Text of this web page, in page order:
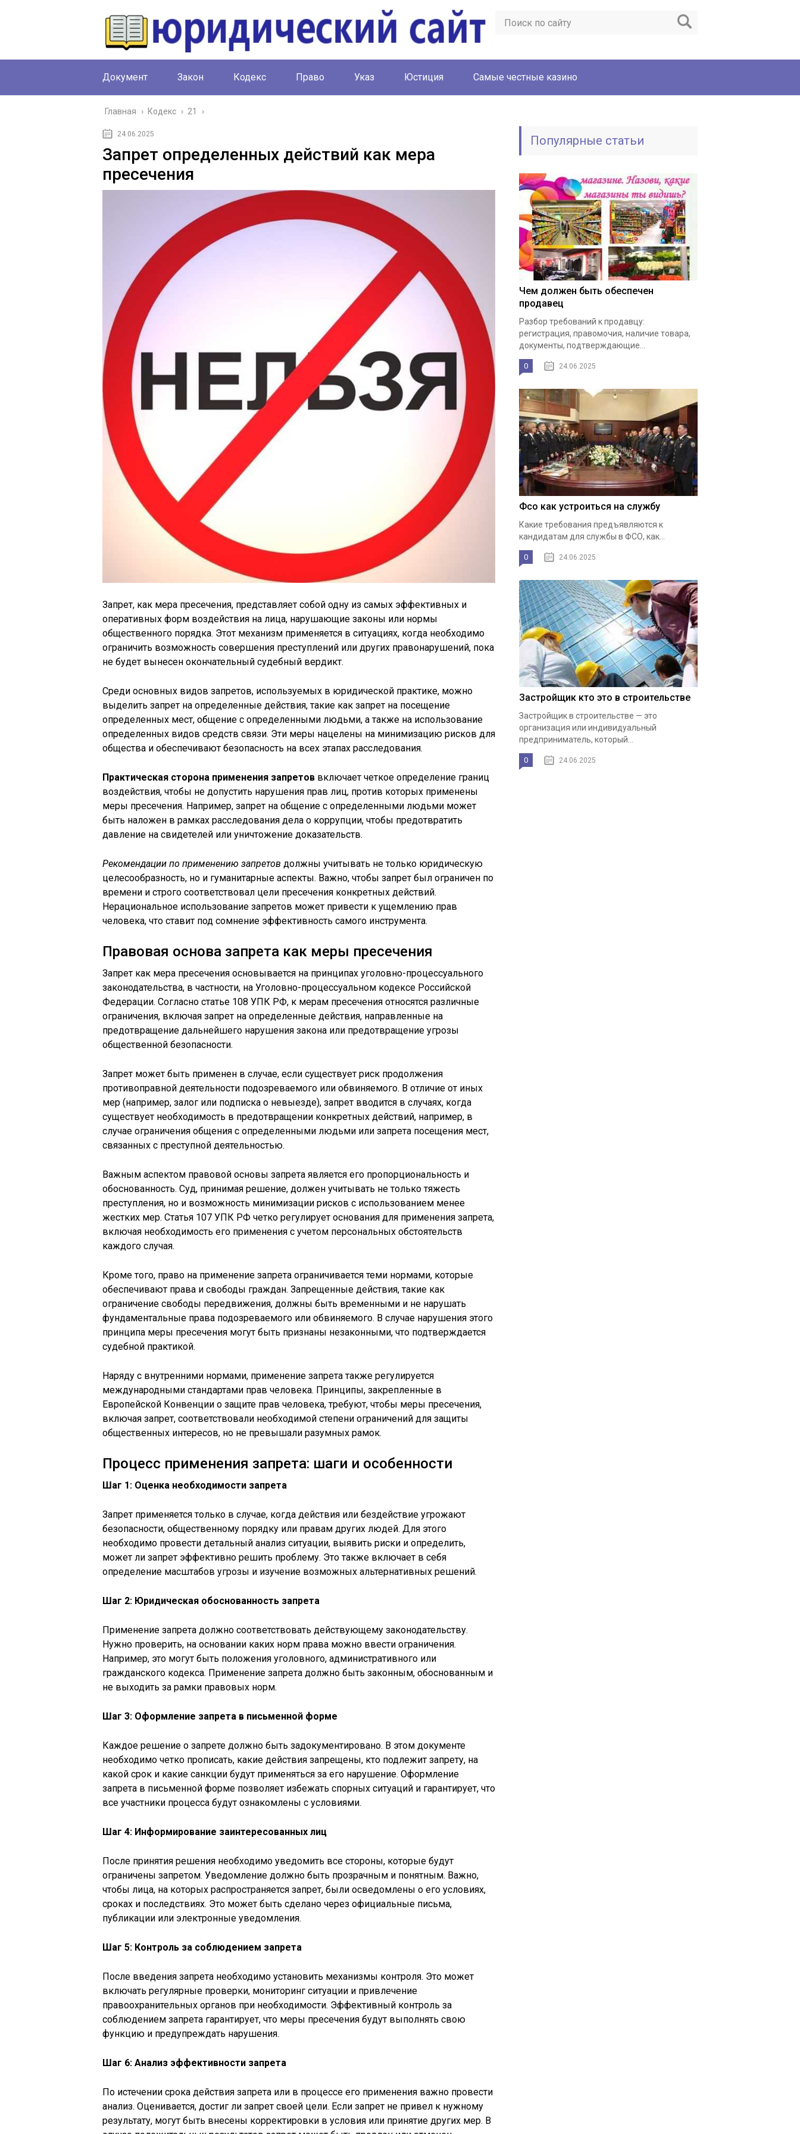
Документ Закон Кодекс Право Указ Юстиция Cамые честные казино
Главная › Кодекс › 21 ›
24.06.2025
Запрет определенных действий как мера
пресечения
Запрет, как мера пресечения, представляет собой одну из самых эффективных и
оперативных форм воздействия на лица, нарушающие законы или нормы
общественного порядка. Этот механизм применяется в ситуациях, когда необходимо
ограничить возможность совершения преступлений или других правонарушений, пока
не будет вынесен окончательный судебный вердикт.
Среди основных видов запретов, используемых в юридической практике, можно
выделить запрет на определенные действия, такие как запрет на посещение
определенных мест, общение с определенными людьми, а также на использование
определенных видов средств связи. Эти меры нацелены на минимизацию рисков для
общества и обеспечивают безопасность на всех этапах расследования.
Практическая сторона применения запретов включает четкое определение границ
воздействия, чтобы не допустить нарушения прав лиц, против которых применены
меры пресечения. Например, запрет на общение с определенными людьми может
быть наложен в рамках расследования дела о коррупции, чтобы предотвратить
давление на свидетелей или уничтожение доказательств.
Рекомендации по применению запретов должны учитывать не только юридическую
целесообразность, но и гуманитарные аспекты. Важно, чтобы запрет был ограничен по
времени и строго соответствовал цели пресечения конкретных действий.
Нерациональное использование запретов может привести к ущемлению прав
человека, что ставит под сомнение эффективность самого инструмента.
Правовая основа запрета как меры пресечения
Запрет как мера пресечения основывается на принципах уголовно-процессуального
законодательства, в частности, на Уголовно-процессуальном кодексе Российской
Федерации. Согласно статье 108 УПК РФ, к мерам пресечения относятся различные
ограничения, включая запрет на определенные действия, направленные на
предотвращение дальнейшего нарушения закона или предотвращение угрозы
общественной безопасности.
Запрет может быть применен в случае, если существует риск продолжения
противоправной деятельности подозреваемого или обвиняемого. В отличие от иных
мер (например, залог или подписка о невыезде), запрет вводится в случаях, когда
существует необходимость в предотвращении конкретных действий, например, в
случае ограничения общения с определенными людьми или запрета посещения мест,
связанных с преступной деятельностью.
Важным аспектом правовой основы запрета является его пропорциональность и
обоснованность. Суд, принимая решение, должен учитывать не только тяжесть
преступления, но и возможность минимизации рисков с использованием менее
жестких мер. Статья 107 УПК РФ четко регулирует основания для применения запрета,
включая необходимость его применения с учетом персональных обстоятельств
каждого случая.
Кроме того, право на применение запрета ограничивается теми нормами, которые
обеспечивают права и свободы граждан. Запрещенные действия, такие как
ограничение свободы передвижения, должны быть временными и не нарушать
фундаментальные права подозреваемого или обвиняемого. В случае нарушения этого
принципа меры пресечения могут быть признаны незаконными, что подтверждается
судебной практикой.
Наряду с внутренними нормами, применение запрета также регулируется
международными стандартами прав человека. Принципы, закрепленные в
Европейской Конвенции о защите прав человека, требуют, чтобы меры пресечения,
включая запрет, соответствовали необходимой степени ограничений для защиты
общественных интересов, но не превышали разумных рамок.
Процесс применения запрета: шаги и особенности
Шаг 1: Оценка необходимости запрета
Запрет применяется только в случае, когда действия или бездействие угрожают
безопасности, общественному порядку или правам других людей. Для этого
необходимо провести детальный анализ ситуации, выявить риски и определить,
может ли запрет эффективно решить проблему. Это также включает в себя
определение масштабов угрозы и изучение возможных альтернативных решений.
Шаг 2: Юридическая обоснованность запрета
Применение запрета должно соответствовать действующему законодательству.
Нужно проверить, на основании каких норм права можно ввести ограничения.
Например, это могут быть положения уголовного, административного или
гражданского кодекса. Применение запрета должно быть законным, обоснованным и
не выходить за рамки правовых норм.
Шаг 3: Оформление запрета в письменной форме
Каждое решение о запрете должно быть задокументировано. В этом документе
необходимо четко прописать, какие действия запрещены, кто подлежит запрету, на
какой срок и какие санкции будут применяться за его нарушение. Оформление
запрета в письменной форме позволяет избежать спорных ситуаций и гарантирует, что
все участники процесса будут ознакомлены с условиями.
Шаг 4: Информирование заинтересованных лиц
После принятия решения необходимо уведомить все стороны, которые будут
ограничены запретом. Уведомление должно быть прозрачным и понятным. Важно,
чтобы лица, на которых распространяется запрет, были осведомлены о его условиях,
сроках и последствиях. Это может быть сделано через официальные письма,
публикации или электронные уведомления.
Шаг 5: Контроль за соблюдением запрета
После введения запрета необходимо установить механизмы контроля. Это может
включать регулярные проверки, мониторинг ситуации и привлечение
правоохранительных органов при необходимости. Эффективный контроль за
соблюдением запрета гарантирует, что меры пресечения будут выполнять свою
функцию и предупреждать нарушения.
Шаг 6: Анализ эффективности запрета
По истечении срока действия запрета или в процессе его применения важно провести
анализ. Оценивается, достиг ли запрет своей цели. Если запрет не привел к нужному
результату, могут быть внесены корректировки в условия или принятие других мер. В
Популярные статьи
Чем должен быть обеспечен
продавец
Разбор требований к продавцу:
регистрация, правомочия, наличие товара,
документы, подтверждающие...
0 24.06.2025
Фсо как устроиться на службу
Какие требования предъявляются к
кандидатам для службы в ФСО, как...
0 24.06.2025
Застройщик кто это в строительстве
Застройщик в строительстве — это
организация или индивидуальный
предприниматель, который...
0 24.06.2025